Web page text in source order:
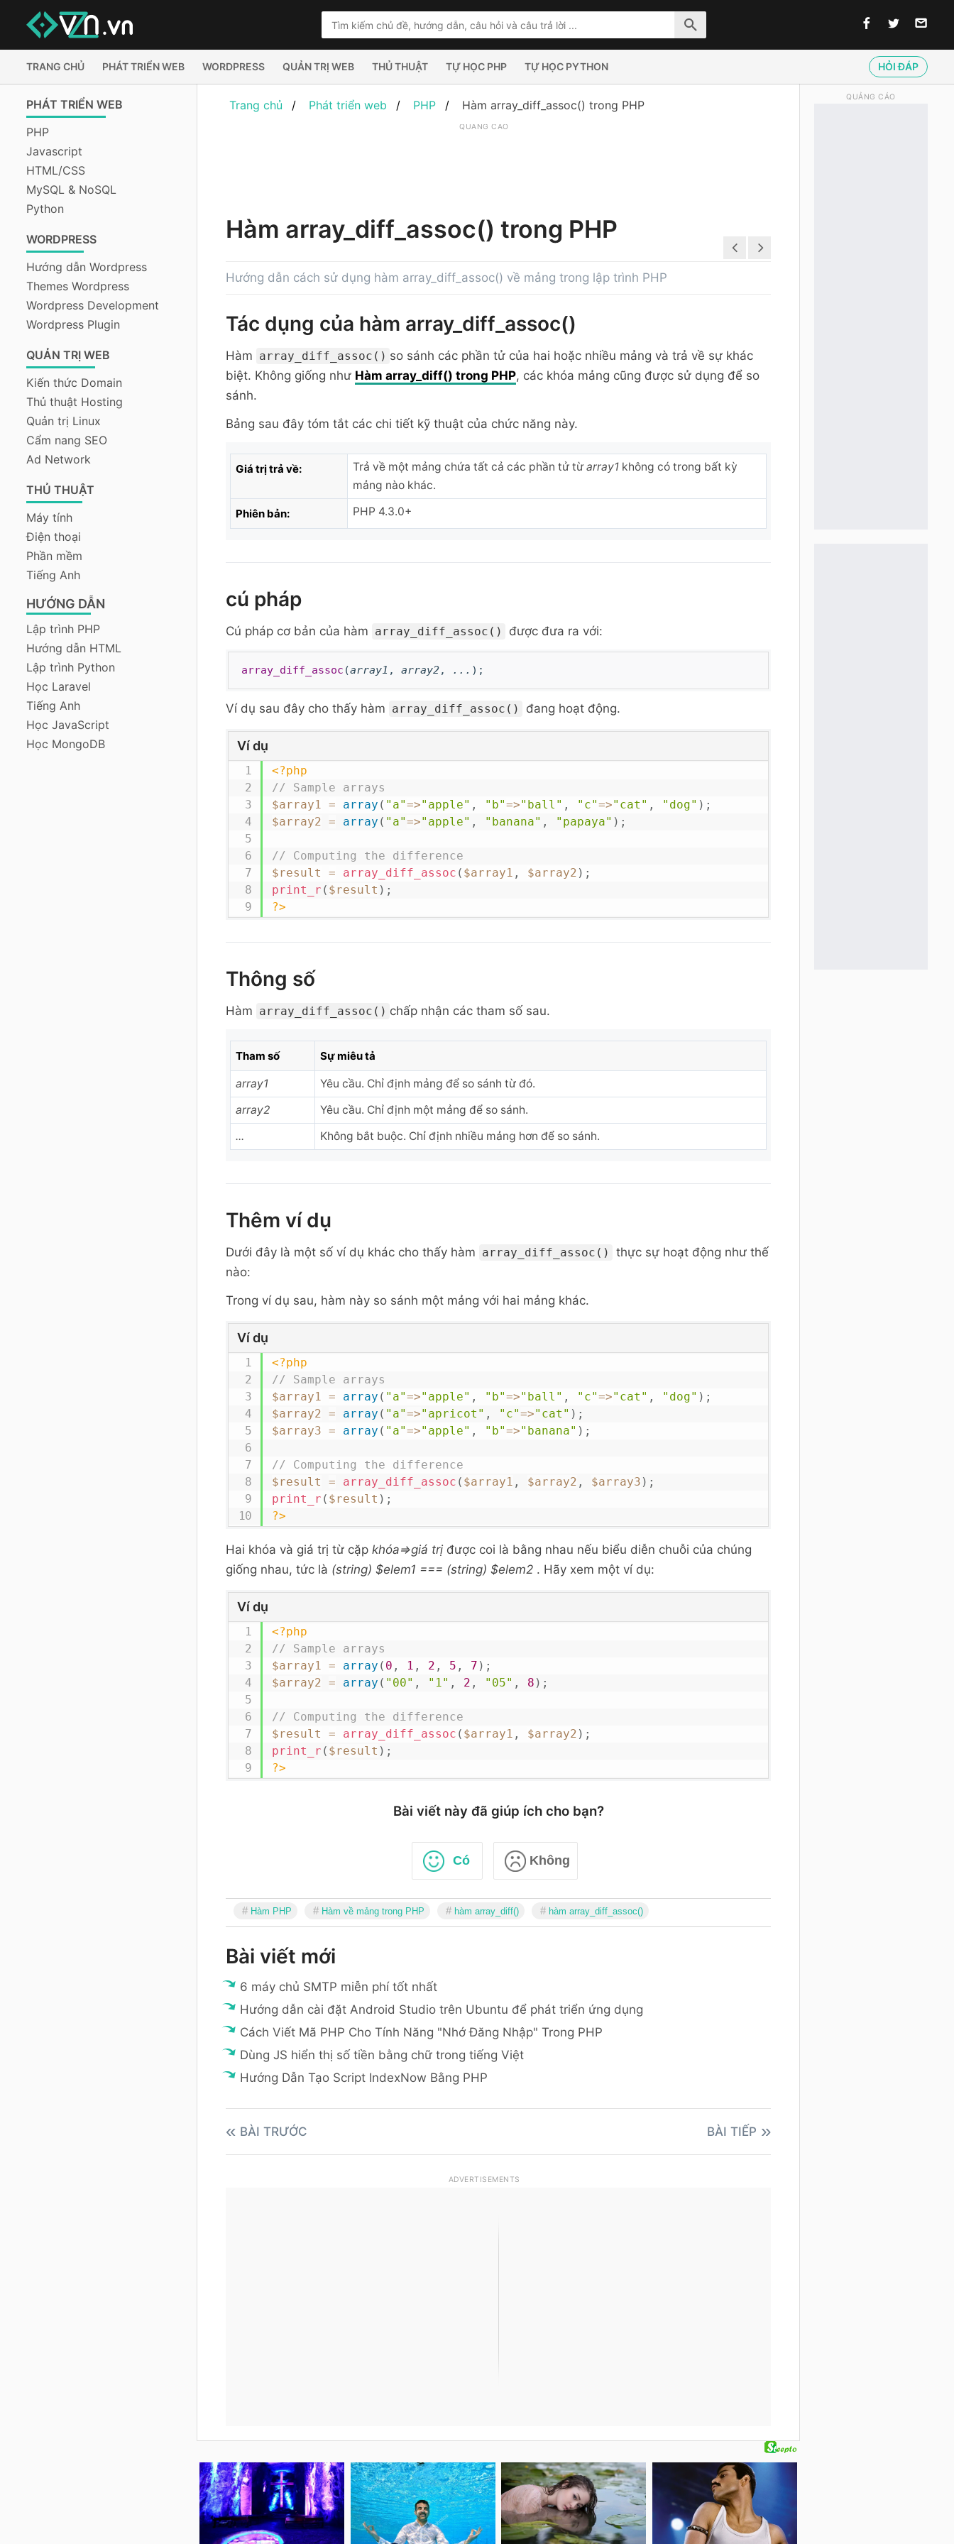
TRANG CHỦ PHÁT TRIỂN WEB WORDPRESS QUẢN TRỊ WEB THỦ THUẬT TỰ HỌC PHP TỰ HỌC PYTHON HỎI ĐÁP
PHÁT TRIỂN WEB
PHP
Javascript
HTML/CSS
MySQL & NoSQL
Python
WORDPRESS
Hướng dẫn Wordpress
Themes Wordpress
Wordpress Development
Wordpress Plugin
QUẢN TRỊ WEB
Kiến thức Domain
Thủ thuật Hosting
Quản trị Linux
Cẩm nang SEO
Ad Network
THỦ THUẬT
Máy tính
Điện thoại
Phần mềm
Tiếng Anh
HƯỚNG DẪN
Lập trình PHP
Hướng dẫn HTML
Lập trình Python
Học Laravel
Tiếng Anh
Học JavaScript
Học MongoDB
Trang chủ Phát triển web PHP Hàm array_diff_assoc() trong PHP
QUẢNG CÁO
Hàm array_diff_assoc() trong PHP
Hướng dẫn cách sử dụng hàm array_diff_assoc() về mảng trong lập trình PHP
Tác dụng của hàm array_diff_assoc()
Hàm array_diff_assoc() so sánh các phần tử của hai hoặc nhiều mảng và trả về sự khác
biệt. Không giống như Hàm array_diff() trong PHP, các khóa mảng cũng được sử dụng để so
sánh.
Bảng sau đây tóm tắt các chi tiết kỹ thuật của chức năng này.
Giá trị trả về: Trả về một mảng chứa tất cả các phần tử từ array1 không có trong bất kỳ
mảng nào khác.
Phiên bản: PHP 4.3.0+
cú pháp
Cú pháp cơ bản của hàm array_diff_assoc() được đưa ra với:
array_diff_assoc (array1 , array2, ... );
Ví dụ sau đây cho thấy hàm array_diff_assoc() đang hoạt động.
Ví dụ
<?php
// Sample arrays
$array1 = array ( "a"=>"apple" , "b"=>"ball" , "c"=>"cat" , "dog" ) ;
$array2 = array ( "a"=>"apple" , "banana" , "papaya" ) ;
// Computing the difference
$result
= array_diff_assoc ( $array1 , $array2 ) ;
print_r ( $result ) ;
?>
Thông số
Hàm array_diff_assoc() chấp nhận các tham số sau.
Tham số Sự miêu tả
array1
Yêu cầu. Chỉ định mảng để so sánh từ đó.
array2
Yêu cầu. Chỉ định một mảng để so sánh.
...
Không bắt buộc. Chỉ định nhiều mảng hơn để so sánh.
Thêm ví dụ
Dưới đây là một số ví dụ khác cho thấy hàm array_diff_assoc()
thực sự hoạt động như thế
nào:
Trong ví dụ sau, hàm này so sánh một mảng với hai mảng khác.
Ví dụ
<?php
// Sample arrays
$array1 = array ( "a"=>"apple" , "b"=>"ball" , "c"=>"cat" , "dog" ) ;
$array2 = array ( "a"=>"apricot" , "c"=>"cat" ) ;
$array3 = array ( "a"=>"apple" , "b"=>"banana" ) ;
// Computing the difference
$result
= array_diff_assoc ( $array1 , $array2 , $array3 ) ;
print_r ( $result ) ;
?>
Hai khóa và giá trị từ cặp khóa=>giá trị được coi là bằng nhau nếu biểu diễn chuỗi của chúng
giống nhau, tức là (string) $elem1 === (string) $elem2 . Hãy xem một ví dụ:
Ví dụ
<?php
// Sample arrays
$array1 = array ( 0 , 1 , 2 , 5 , 7 ) ;
$array2 = array ( "00" , "1" , 2 , "05" , 8 ) ;
// Computing the difference
$result
= array_diff_assoc ( $array1 , $array2 ) ;
print_r ( $result ) ;
?>
Bài viết này đã giúp ích cho bạn?
Có Không
Hàm PHP Hàm về mảng trong PHP hàm array_diff() hàm array_diff_assoc()
Bài viết mới
6 máy chủ SMTP miễn phí tốt nhất
Hướng dẫn cài đặt Android Studio trên Ubuntu để phát triển ứng dụng
Cách Viết Mã PHP Cho Tính Năng "Nhớ Đăng Nhập" Trong PHP
Dùng JS hiển thị số tiền bằng chữ trong tiếng Việt
Hướng Dẫn Tạo Script IndexNow Bằng PHP
BÀI TRƯỚC BÀI TIẾP
ADVERTISEMENTS
QUẢNG CÁO